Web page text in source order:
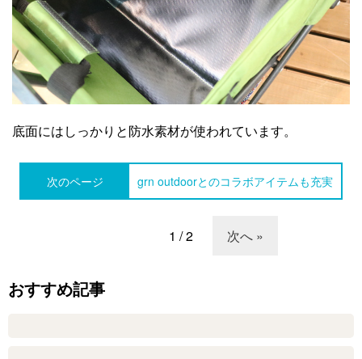
底面にはしっかりと防水素材が使われています。
次のページ grn outdoorとのコラボアイテムも充実
次へ »
1 / 2
おすすめ記事